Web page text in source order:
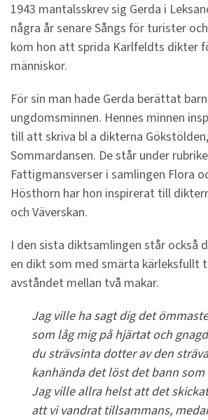
1943 mantalsskrev sig Gerda i
några år senare Sångs för turister
kom hon att sprida Karlfeldts dikter
människor.
För sin man hade Gerda berättat
ungdomsminnen. Hennes minnen
till att skriva bl a dikterna
Sommardansen. De står under
Fattigmansverser i samlingen Flora
Hösthorn har hon inspirerat till
och Väverskan.
I den sista diktsamlingen står också
en dikt som med smärta kärleksfullt
avståndet mellan två makar.
Jag ville ha sagt dig det
som låg mig på hjärtat och
du strävsinta dotter av den
kanhända det löst det bann som
Jag ville allra helst att det
att vi vandrat tillsammans,